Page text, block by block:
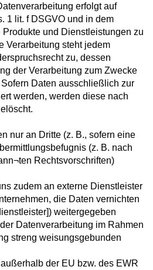
erfolgt auf
1 lit. f DSGVO und in dem
Produkte und Dienstleistungen zu
Verarbeitung steht jedem
zu, dessen
der Verarbeitung zum Zwecke
Daten ausschließlich zur
werden, werden diese nach
nur an Dritte (z. B., sofern eine
(z. B. nach
Rechtsvorschriften)
zudem an externe Dienstleister
die Daten vernichten
weitergegeben
Datenverarbeitung im Rahmen
streng weisungsgebunden
der EU bzw. des EWR